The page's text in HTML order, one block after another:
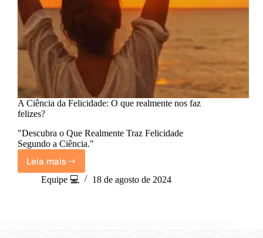
A Ciência da Felicidade: O que realmente nos faz
felizes?
"Descubra o Que Realmente Traz Felicidade
Segundo a Ciência."
Leia mais
A
Ciência
da
Equipe 💻 18 de agosto de 2024